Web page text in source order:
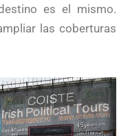
es el mismo.
las coberturas